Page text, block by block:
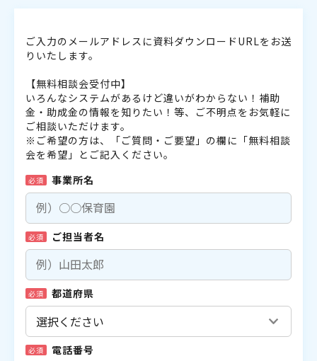
ご入力のメールアドレスに資料ダウンロードURLをお送
りいたします。
【無料相談会受付中】
いろんなシステムがあるけど違いがわからない！補助
金・助成金の情報を知りたい！等、ご不明点をお気軽に
ご相談いただけます。
※ご希望の方は、「ご質問・ご要望」の欄に「無料相談
会を希望」とご記入ください。
必須 事業所名
必須 ご担当者名
必須 都道府県
必須 電話番号